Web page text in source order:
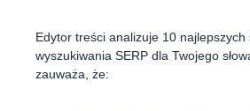
Edytor treści analizuje 10 najlepszych
wyszukiwania SERP dla Twojego
zauważa, że: